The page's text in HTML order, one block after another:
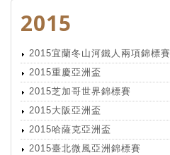
2015
2015宜蘭冬山河鐵人兩項錦標賽
2015重慶亞洲盃
2015芝加哥世界錦標賽
2015大阪亞洲盃
2015哈薩克亞洲盃
2015臺北微風亞洲錦標賽